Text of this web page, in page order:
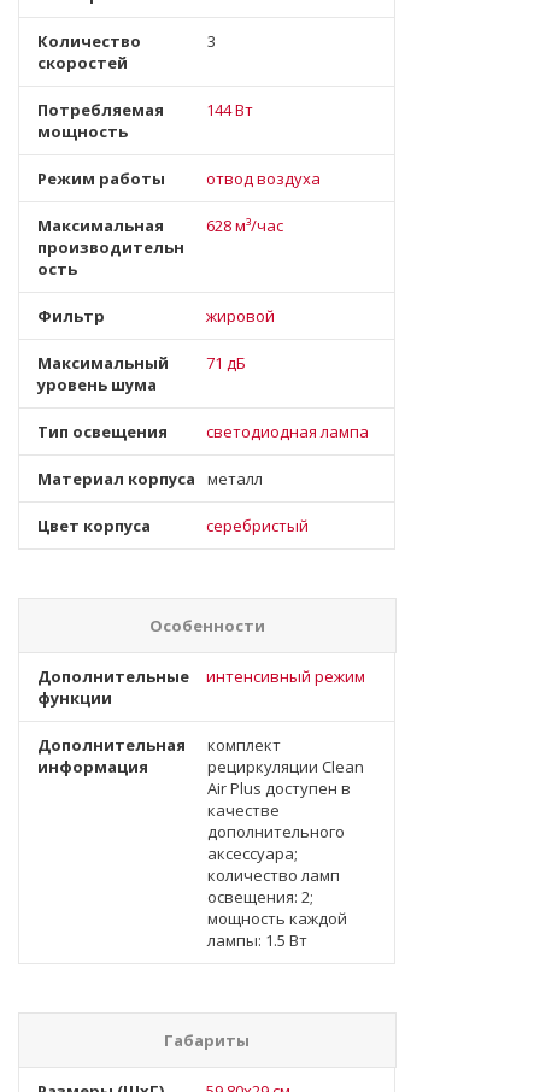
Количество
скоростей
3
Потребляемая
мощность
144 Вт
Режим работы отвод воздуха
Максимальная
производительн
ость
628 м³/час
Фильтр жировой
Максимальный
уровень шума
71 дБ
Тип освещения светодиодная лампа
Материал корпуса металл
Цвет корпуса серебристый
Особенности
Дополнительные
функции
интенсивный режим
Дополнительная
информация
комплект
рециркуляции Clean
Air Plus доступен в
качестве
дополнительного
аксессуара;
количество ламп
освещения: 2;
мощность каждой
лампы: 1.5 Вт
Габариты